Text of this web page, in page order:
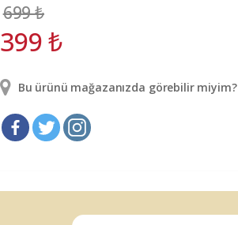
699₺
399₺
Bu ürünü mağazanızda görebilir miyim?